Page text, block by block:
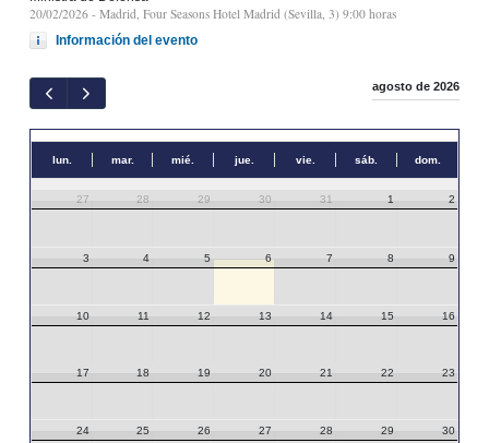
20/02/2026 - Madrid, Four Seasons Hotel Madrid (Sevilla, 3) 9:00 horas
Información del evento
agosto de 2026
lun. mar. mié. jue. vie. sáb. dom.
27 28 29 30 31 1 2
3 4 5 6 7 8 9
10 11 12 13 14 15 16
17 18 19 20 21 22 23
24 25 26 27 28 29 30